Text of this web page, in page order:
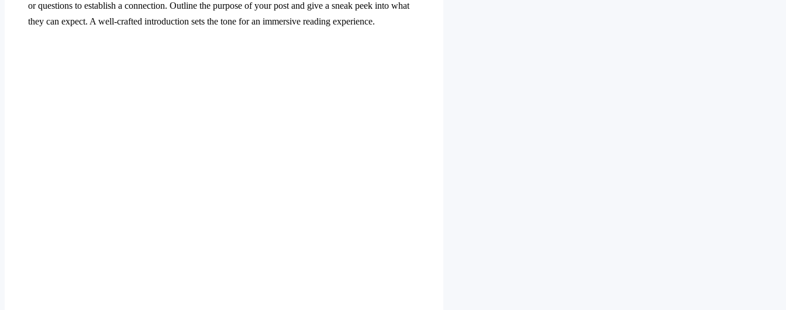
or questions to establish a connection. Outline the purpose of your post and give a sneak peek into what
they can expect. A well-crafted introduction sets the tone for an immersive reading experience.